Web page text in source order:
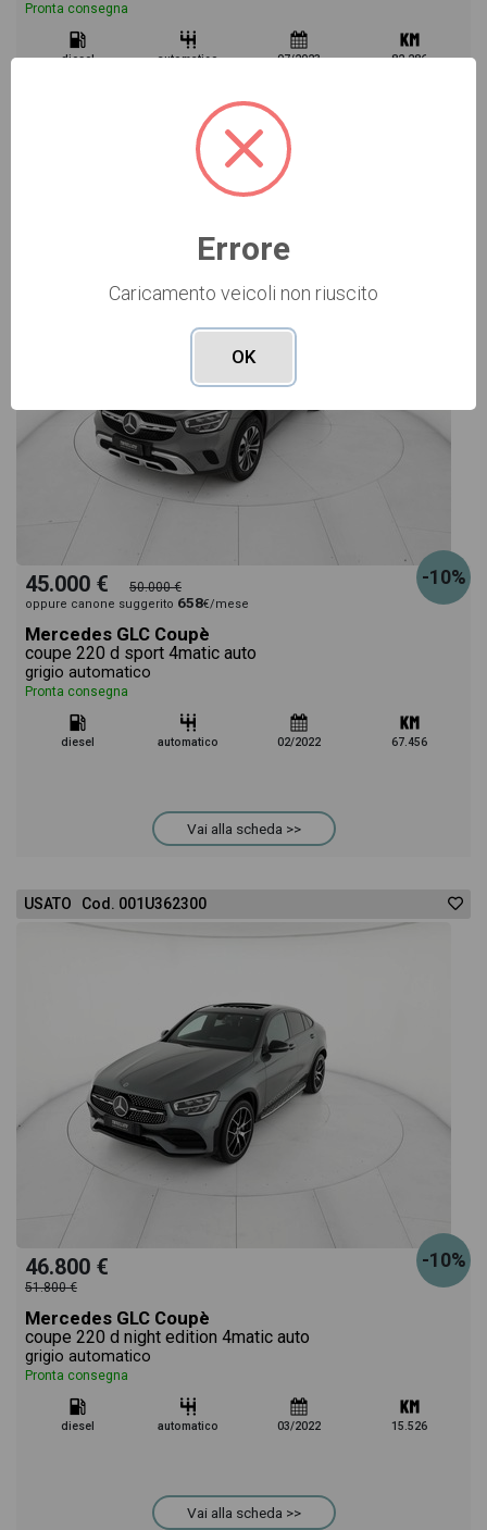
Pronta consegna
diesel automatico 07/2023 82.286
Vai alla scheda >>
-10%
45.000 € 50.000 €
oppure canone suggerito 658€/mese
Mercedes GLC Coupè
coupe 220 d sport 4matic auto
grigio automatico
Pronta consegna
diesel automatico 02/2022 67.456
Vai alla scheda >>
USATO Cod. 001U362300
-10%
46.800 €
51.800 €
Mercedes GLC Coupè
coupe 220 d night edition 4matic auto
grigio automatico
Pronta consegna
diesel automatico 03/2022 15.526
Vai alla scheda >>
Errore
Caricamento veicoli non riuscito
OK